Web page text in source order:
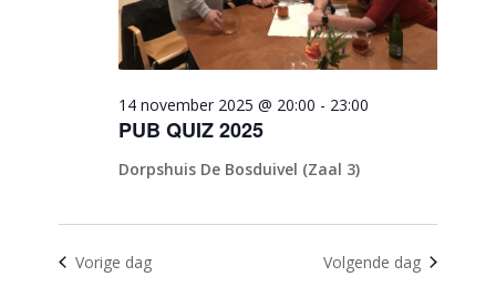
PUB QUIZ 2025
14 november 2025 @ 20:00 - 23:00
Dorpshuis De Bosduivel (Zaal 3)
Vorige dag Volgende dag